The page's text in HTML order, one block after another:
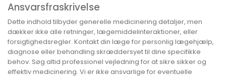
Ansvarsfraskrivelse
Dette indhold tilbyder generelle medicinering detaljer, men
dækker ikke alle retninger, lægemiddelinteraktioner, eller
forsigtighedsregler. Kontakt din læge for personlig lægehjælp,
diagnose eller behandling skræddersyet til dine specifikke
behov. Søg altid professionel vejledning for at sikre sikker og
effektiv medicinering. Vi er ikke ansvarlige for eventuelle